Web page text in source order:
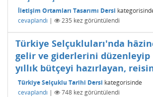
İletişim Ortamları Tasarımı Dersi
cevaplandı | 235 kez görüntülendi
Türkiye Selçukluları'nda
gelir ve giderlerini düzenleyip
yıllık bütçeyi hazırlayan,
Türkiye Selçuklu Tarihi Dersi kategorisinde
cevaplandı | 748 kez görüntülendi